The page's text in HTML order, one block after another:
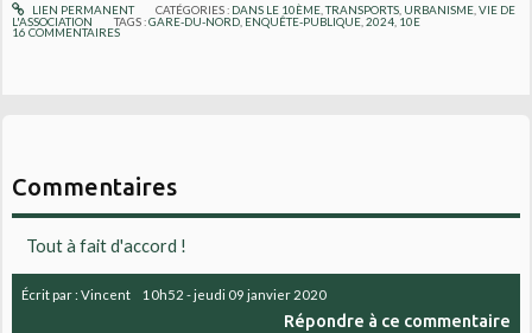
LIEN PERMANENT CATÉGORIES : DANS LE 10ÈME,TRANSPORTS, URBANISME, VIE DE
L'ASSOCIATION
TAGS :GARE-DU-NORD ENQUÊTE-PUBLIQUE ,2024 10E
16 COMMENTAIRES
Commentaires
Tout à fait d'accord !
Écrit par :Vincent 10h52 -jeudi 09 janvier 2020
Répondre à ce commentaire